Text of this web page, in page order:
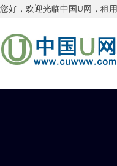
您好，欢迎光临中国U网，租用